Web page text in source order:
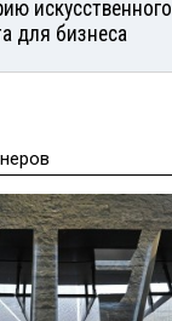
искусственного
для бизнеса